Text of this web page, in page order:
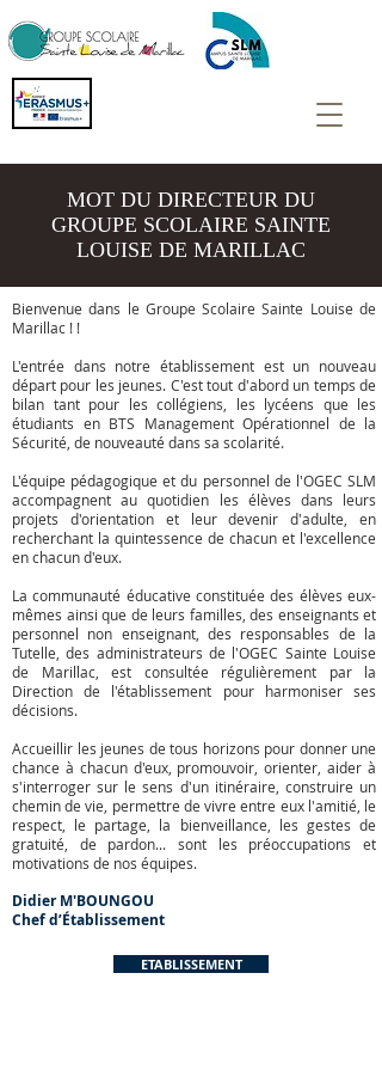
MOT DU DIRECTEUR DU
GROUPE SCOLAIRE SAINTE
LOUISE DE MARILLAC
Bienvenue dans le Groupe Scolaire Sainte Louise de
Marillac ! !
L'entrée dans notre établissement est un nouveau
départ pour les jeunes. C'est tout d'abord un temps de
bilan tant pour les collégiens, les lycéens que les
étudiants en BTS Management Opérationnel de la
Sécurité, de nouveauté dans sa scolarité.
L'équipe pédagogique et du personnel de l'OGEC SLM
accompagnent au quotidien les élèves dans leurs
projets d'orientation et leur devenir d'adulte, en
recherchant la quintessence de chacun et l'excellence
en chacun d'eux.
La communauté éducative constituée des élèves eux-
mêmes ainsi que de leurs familles, des enseignants et
personnel non enseignant, des responsables de la
Tutelle, des administrateurs de l'OGEC Sainte Louise
de Marillac, est consultée régulièrement par la
Direction de l'établissement pour harmoniser ses
décisions.
Accueillir les jeunes de tous horizons pour donner une
chance à chacun d'eux, promouvoir, orienter, aider à
s'interroger sur le sens d'un itinéraire, construire un
chemin de vie, permettre de vivre entre eux l'amitié, le
respect, le partage, la bienveillance, les gestes de
gratuité, de pardon... sont les préoccupations et
motivations de nos équipes.
Didier M'BOUNGOU
Chef d’Établissement
ETABLISSEMENT